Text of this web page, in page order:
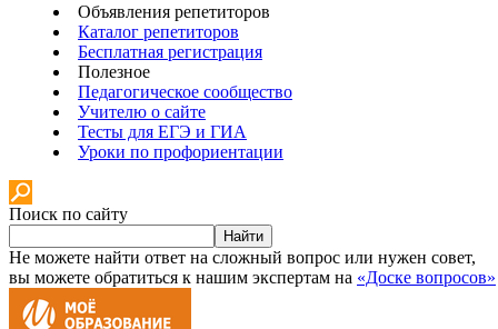
Объявления репетиторов
Каталог репетиторов
Бесплатная регистрация
Полезное
Педагогическое сообщество
Учителю о сайте
Тесты для ЕГЭ и ГИА
Уроки по профориентации
Поиск по сайту
Найти
Не можете найти ответ на сложный вопрос или нужен совет,
вы можете обратиться к нашим экспертам на «Доске вопросов»